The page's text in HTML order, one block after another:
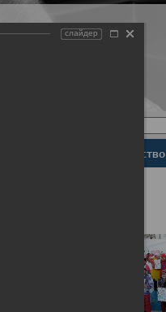
Законодательство
слайдер